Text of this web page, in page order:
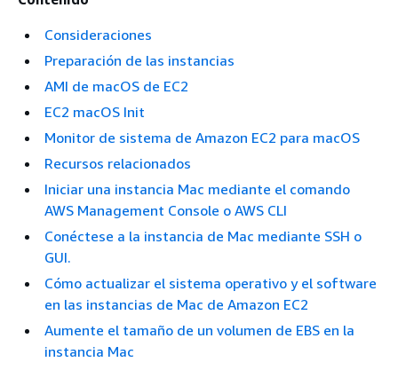
Consideraciones
Preparación de las instancias
AMI de macOS de EC2
EC2 macOS Init
Monitor de sistema de Amazon EC2 para macOS
Recursos relacionados
Iniciar una instancia Mac mediante el comando
AWS Management Console o AWS CLI
Conéctese a la instancia de Mac mediante SSH o
GUI.
Cómo actualizar el sistema operativo y el software
en las instancias de Mac de Amazon EC2
Aumente el tamaño de un volumen de EBS en la
instancia Mac